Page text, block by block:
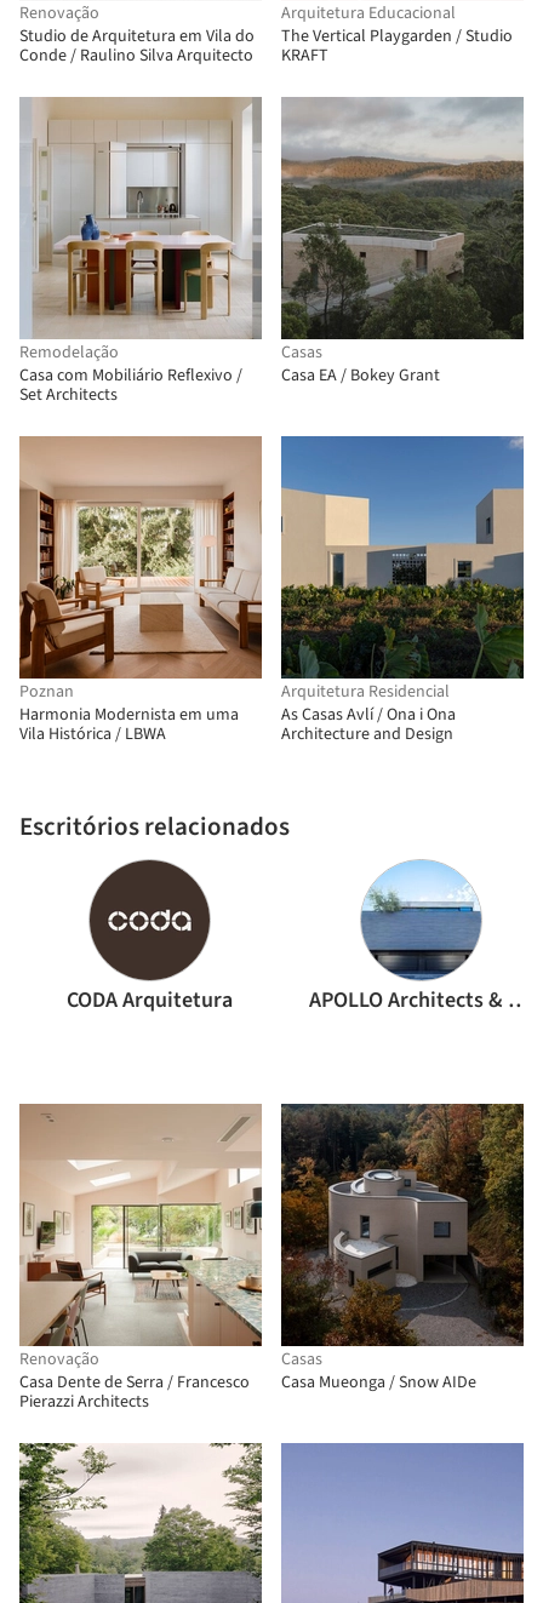
Renovação
Studio de Arquitetura em Vila do
Conde / Raulino Silva Arquitecto
Arquitetura Educacional
The Vertical Playgarden / Studio
KRAFT
Remodelação
Casa com Mobiliário Reflexivo /
Set Architects
Casas
Casa EA / Bokey Grant
Poznan
Harmonia Modernista em uma
Vila Histórica / LBWA
Escritórios relacionados
CODA Arquitetura APOLLO Architects & Associates
Arquitetura Residencial
As Casas Avlí / Ona i Ona
Architecture and Design
Renovação
Casa Dente de Serra / Francesco
Pierazzi Architects
Casas
Casa Mueonga / Snow AIDe